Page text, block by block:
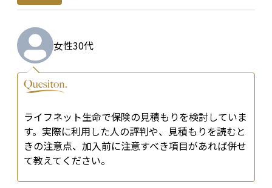
女性30代
ライフネット生命で保険の見積もりを検討していま
す。実際に利用した人の評判や、見積もりを読むと
きの注意点、加入前に注意すべき項目があれば併せ
て教えてください。